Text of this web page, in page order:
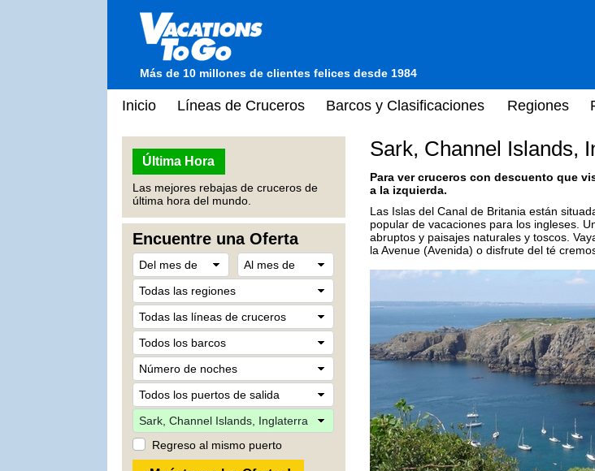
Más de 10 millones de clientes felices desde 1984
Inicio Líneas de Cruceros Barcos y Clasificaciones Regiones
Última Hora
Las mejores rebajas de cruceros de
última hora del mundo.
Encuentre una Oferta
Regreso al mismo puerto
Sark, Channel Islands,
Para ver cruceros con descuento que
a la izquierda.
Las Islas del Canal de Britania están
popular de vacaciones para los ingleses.
abruptos y paisajes naturales y toscos.
la Avenue (Avenida) o disfrute del té